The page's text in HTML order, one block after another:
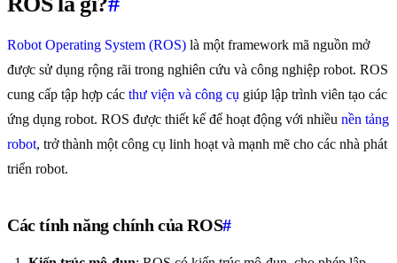
Robot Operating System (ROS) là một framework mã nguồn mở
được sử dụng rộng rãi trong nghiên cứu và công nghiệp robot. ROS
cung cấp tập hợp các thư viện và công cụ giúp lập trình viên tạo các
ứng dụng robot. ROS được thiết kế để hoạt động với nhiều nền tảng
robot, trở thành một công cụ linh hoạt và mạnh mẽ cho các nhà phát
triển robot.
Các tính năng chính của ROS#